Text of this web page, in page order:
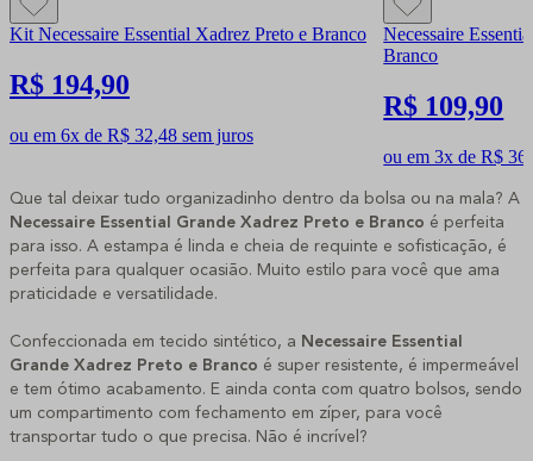
Kit Necessaire Essential Xadrez Preto e Branco
R$ 194,90
ou em 6x de R$ 32,48 sem juros
Necessaire
Branco
R$ 109,90
ou em 3x de R$
Que tal deixar tudo organizadinho dentro da bolsa ou na mala? A
Necessaire Essential Grande Xadrez Preto e Branco é perfeita
para isso. A estampa é linda e cheia de requinte e sofisticação, é
perfeita para qualquer ocasião. Muito estilo para você que ama
praticidade e versatilidade.
Confeccionada em tecido sintético, a Necessaire Essential
Grande Xadrez Preto e Branco é super resistente, é impermeável
e tem ótimo acabamento. E ainda conta com quatro bolsos, sendo
um compartimento com fechamento em zíper, para você
transportar tudo o que precisa. Não é incrível?